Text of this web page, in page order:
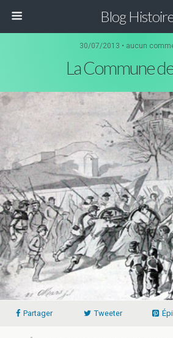
Blog
30/07/2013 • aucun
La Commune
Partager Tweeter